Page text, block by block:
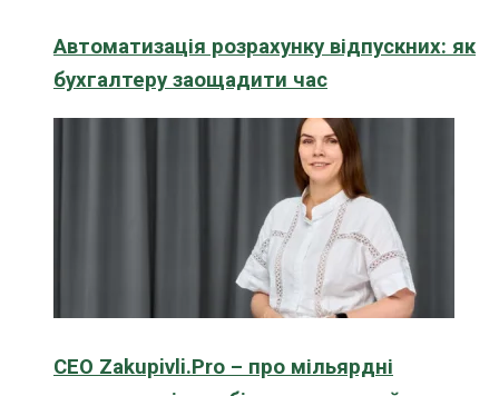
Автоматизація розрахунку відпускних: як
бухгалтеру заощадити час
CEO Zakupivli.Pro – про мільярдні